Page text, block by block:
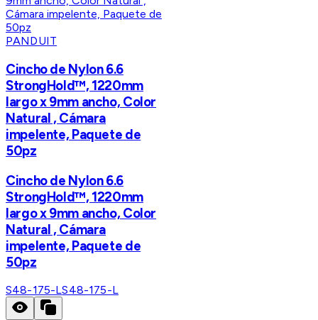
PANDUIT
Cincho de Nylon 6.6
StrongHold™, 1220mm
largo x 9mm ancho, Color
Natural , Cámara
impelente, Paquete de
50pz
Cincho de Nylon 6.6
StrongHold™, 1220mm
largo x 9mm ancho, Color
Natural , Cámara
impelente, Paquete de
50pz
S48-175-LS48-175-L